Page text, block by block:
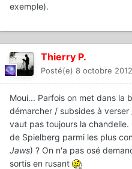
exemple).
Thierry P.
Posté(e) 8 octobre 2012
Moui... Parfois on met dans la
démarcher / subsides à
vaut pas toujours la
de Spielberg parmi les plus
Jaws) ? On n'a pas osé
sortis en rusant